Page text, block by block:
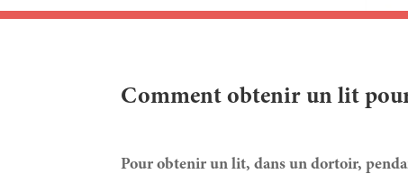
Comment obtenir un lit
Pour obtenir un lit, dans un dortoir,